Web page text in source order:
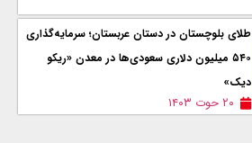
طلای بلوچستان در دستان عربستان؛ سرمایه‌گذاری
۵۴۰ میلیون دلاری سعودی‌ها در معدن «ریکو
دیک»
۲۰ حوت ۱۴۰۳